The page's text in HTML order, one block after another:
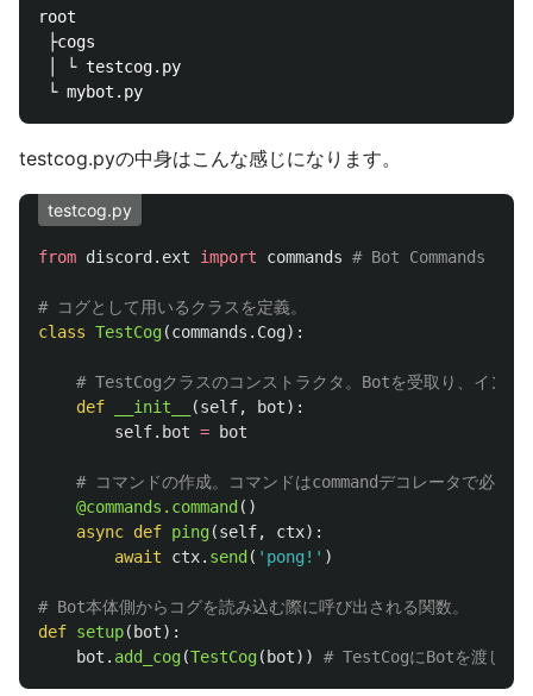
root
├cogs
│ └ testcog.py
testcog.pyの中身はこんな感じになります。
testcog.py
from discord.ext import commands
class TestCog(commands . Cog):
def __init__ (self, bot):
self. bot = bot
@commands.command ()
async def ping(self, ctx):
await
ctx. send ( ' pong! ' )
def setup( bot):
bot . add_cog(TestCog( bot))